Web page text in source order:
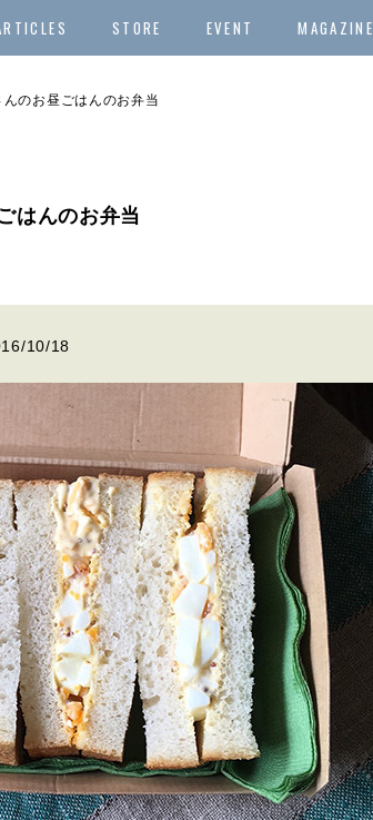
STORE EVENT MAGAZINE
のお昼ごはんのお弁当
はんのお弁当
10/18